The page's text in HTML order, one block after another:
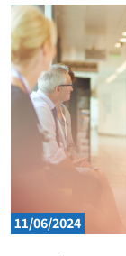
celebrare l’80°
militare partigiana
11/06/2024